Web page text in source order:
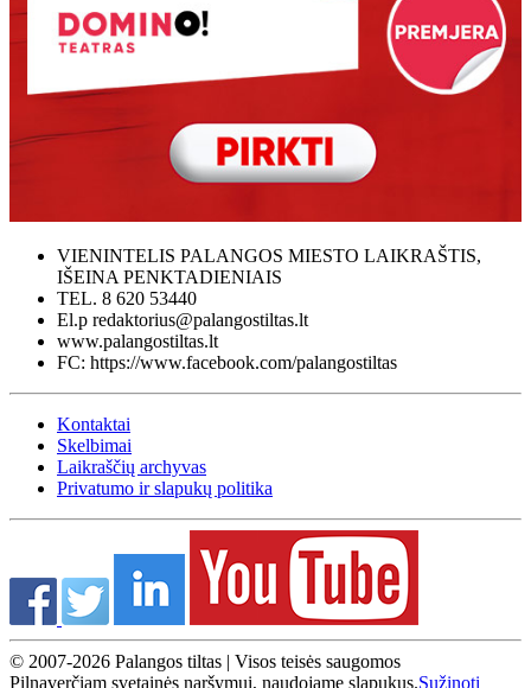
VIENINTELIS PALANGOS MIESTO LAIKRAŠTIS,
IŠEINA PENKTADIENIAIS
TEL. 8 620 53440
El.p redaktorius@palangostiltas.lt
www.palangostiltas.lt
FC: https://www.facebook.com/palangostiltas
Kontaktai
Skelbimai
Laikraščių archyvas
Privatumo ir slapukų politika
© 2007-2026 Palangos tiltas | Visos teisės saugomos
Pilnaverčiam svetainės naršymui, naudojame slapukus.Sužinoti